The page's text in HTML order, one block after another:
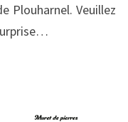
Plouharnel. Veuillez